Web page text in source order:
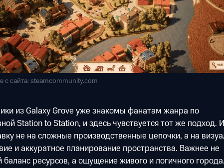
с сайта: steamcommunity.com
из Galaxy Grove уже знакомы фанатам жанра по
Station to Station, и здесь чувствуется тот же подход.
не на сложные производственные цепочки, а на
и аккуратное планирование пространства. Важнее не
баланс ресурсов, а ощущение живого и логичного города.